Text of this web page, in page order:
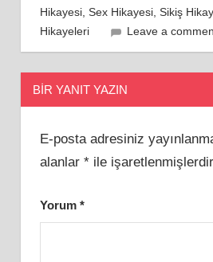
Hikayesi, Sex Hikayesi, Sikiş
Hikayeleri
Leave a
BIR YANIT YAZIN
E-posta adresiniz
alanlar *ile işaretlenmişlerdir
Yorum *